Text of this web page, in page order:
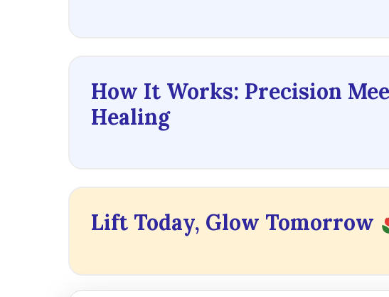
How It Works: Precision
Healing
Lift Today, Glow Tomorrow